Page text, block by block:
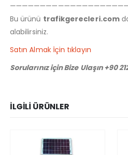
Bu ürünü trafikgerecleri.com
alabilirsiniz.
Satın Almak İçin tıklayın
Sorularınız için Bize Ulaşın +90
İLGILI ÜRÜNLER